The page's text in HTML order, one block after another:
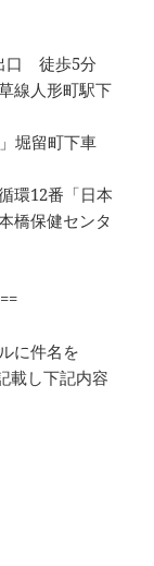
口 徒歩5分
線人形町駅下
堀留町下車
環12番「日本
橋保健センタ
に件名を
載し下記内容